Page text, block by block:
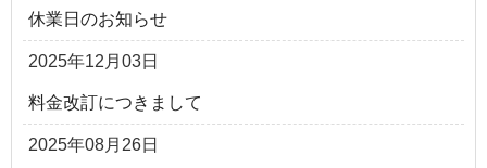
休業日のお知らせ
2025年12月03日
料金改訂につきまして
2025年08月26日